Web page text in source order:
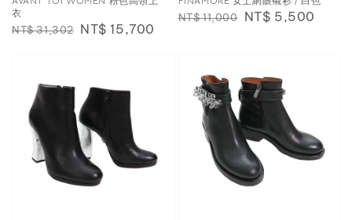
衣
Regular
NT$ 31,302 Sale
NT$ 15,700
Regular
NT$ 11,000 Sale
NT$ 5,500